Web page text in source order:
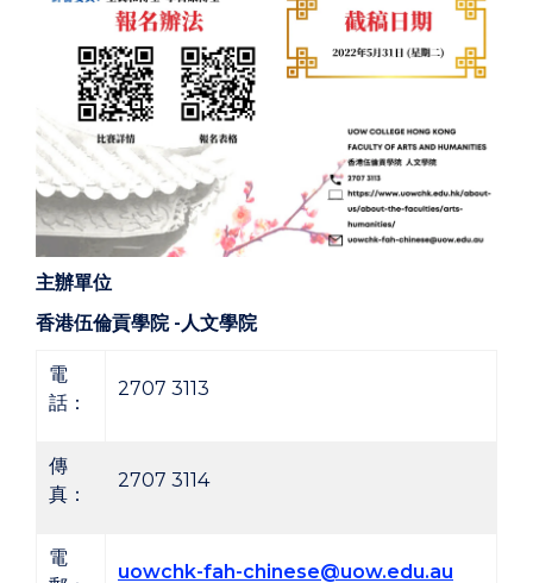
主辦單位
香港伍倫貢學院 - 人文學院
電
話：
2707 3113
傳
真：
2707 3114
電
uowchk-fah-chinese@uow.edu.au